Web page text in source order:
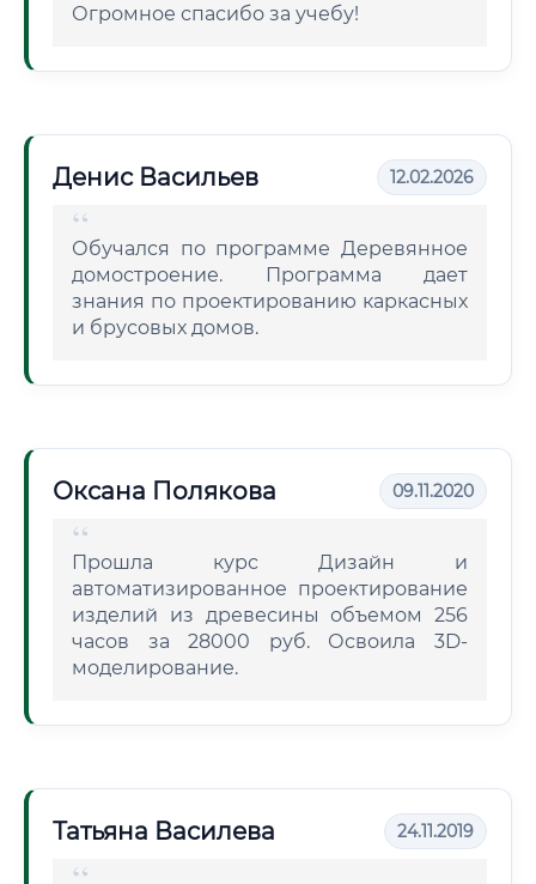
Огромное спасибо за учебу!
Денис Васильев 12.02.2026
Обучался по программе Деревянное
домостроение. Программа дает
знания по проектированию каркасных
и брусовых домов.
Оксана Полякова 09.11.2020
Прошла курс Дизайн и
автоматизированное проектирование
изделий из древесины объемом 256
часов за 28000 руб. Освоила 3D-
моделирование.
Татьяна Василева 24.11.2019